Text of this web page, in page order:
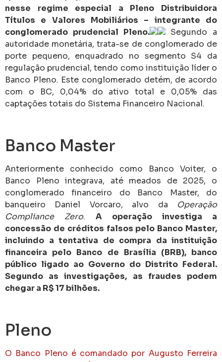
nesse regime especial a Pleno Distribuidora
Títulos e Valores Mobiliários – integrante do
conglomerado prudencial Pleno.
Segundo a
autoridade monetária, trata-se de conglomerado de
porte pequeno, enquadrado no segmento S4 da
regulação prudencial, tendo como instituição líder o
Banco Pleno. Este conglomerado detém, de acordo
com o BC, 0,04% do ativo total e 0,05% das
captações totais do Sistema Financeiro Nacional.
Banco Master
Anteriormente conhecido como Banco Voiter, o
Banco Pleno integrava, até meados de 2025, o
conglomerado financeiro do Banco Master, do
banqueiro Daniel Vorcaro, alvo da Operação
Compliance Zero. A operação investiga a
concessão de créditos falsos pelo Banco Master,
incluindo a tentativa de compra da instituição
financeira pelo Banco de Brasília (BRB), banco
público ligado ao Governo do Distrito Federal.
Segundo as investigações, as fraudes podem
chegar a R$ 17 bilhões.
Pleno
O Banco Pleno é comandado por Augusto Ferreira